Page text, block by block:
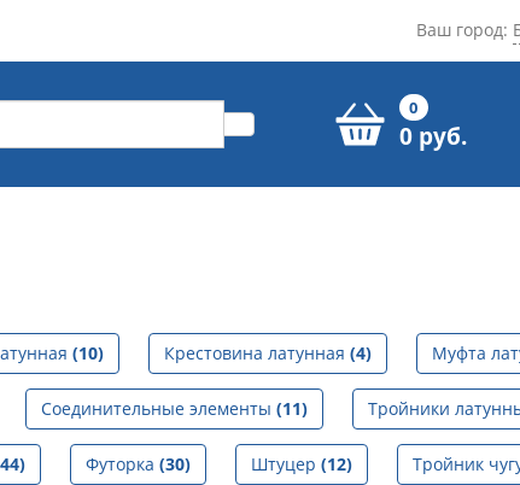
Ваш город:
0
0 руб.
(10) Крестовина латунная (4) Муфта
Соединительные элементы (11) Тройники
Футорка (30) Штуцер (12) Тройник